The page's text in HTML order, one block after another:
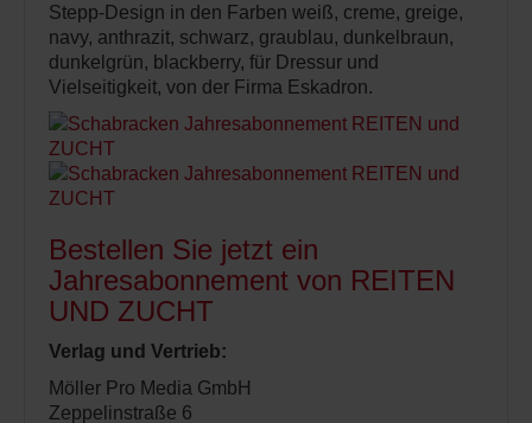
Stepp-Design in den Farben weiß, creme, greige,
navy, anthrazit, schwarz, graublau, dunkelbraun,
dunkelgrün, blackberry, für Dressur und
Vielseitigkeit, von der Firma Eskadron.
Bestellen Sie jetzt ein
Jahresabonnement von REITEN
UND ZUCHT
Verlag und Vertrieb:
Möller Pro Media GmbH
Zeppelinstraße 6